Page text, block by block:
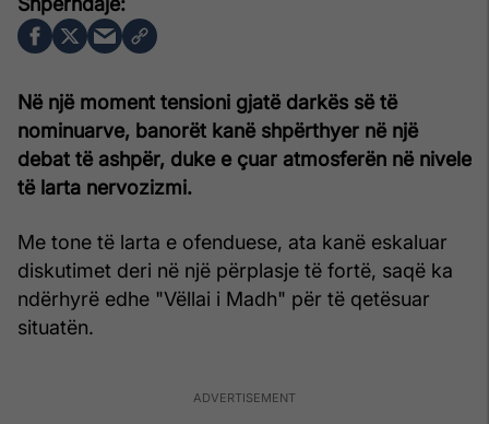
Në një moment tensioni gjatë darkës së të
nominuarve, banorët kanë shpërthyer në një
debat të ashpër, duke e çuar atmosferën në nivele
të larta nervozizmi.
Me tone të larta e ofenduese, ata kanë eskaluar
diskutimet deri në një përplasje të fortë, saqë ka
ndërhyrë edhe "Vëllai i Madh" për të qetësuar
situatën.